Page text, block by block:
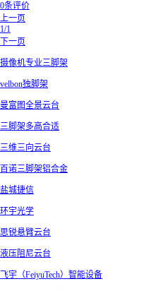
0条评价
上一页
1/1
下一页
摄像机专业三脚架
velbon独脚架
曼富图全景云台
三脚架多高合适
三维三向云台
百诺三脚架铝合金
盐城捷信
环宇光学
思锐悬臂云台
液压阻尼云台
飞宇（FeiyuTech）智能设备